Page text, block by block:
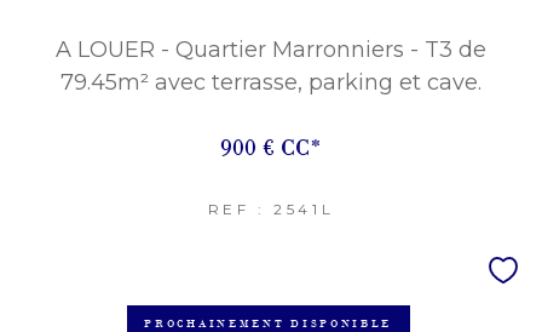
A LOUER - Quartier Marronniers - T3 de
79.45m² avec terrasse, parking et cave.
900 € CC*
REF : 2541L
PROCHAINEMENT DISPONIBLE